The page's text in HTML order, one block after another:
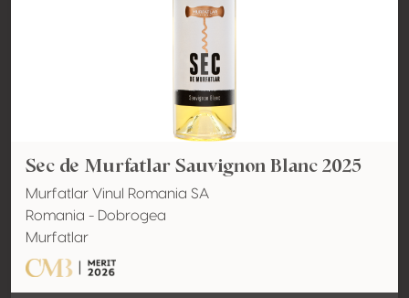
Sec de Murfatlar Sauvignon Blanc 2025
Murfatlar Vinul Romania SA
Romania - Dobrogea
Murfatlar